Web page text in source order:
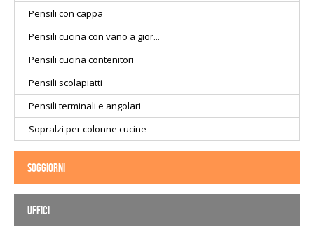
Pensili con cappa
Pensili cucina con vano a gior...
Pensili cucina contenitori
Pensili scolapiatti
Pensili terminali e angolari
Sopralzi per colonne cucine
SOGGIORNI
UFFICI